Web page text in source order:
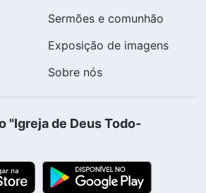
Sermões e comunhão
Exposição de imagens
Sobre nós
"Igreja de Deus Todo-